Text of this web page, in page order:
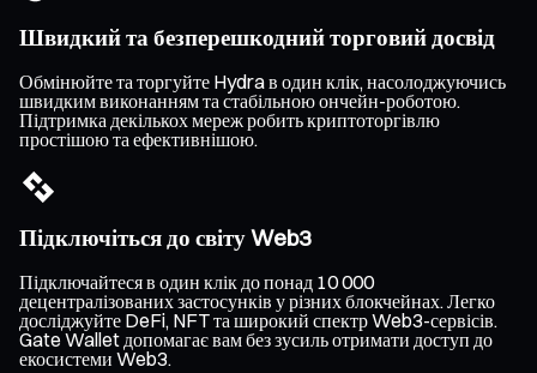
Швидкий та безперешкодний торговий досвід
Обмінюйте та торгуйте Hydra в один клік, насолоджуючись
швидким виконанням та стабільною ончейн-роботою.
Підтримка декількох мереж робить криптоторгівлю
простішою та ефективнішою.
Підключіться до світу Web3
Підключайтеся в один клік до понад 10 000
децентралізованих застосунків у різних блокчейнах. Легко
досліджуйте DeFi, NFT та широкий спектр Web3-сервісів.
Gate Wallet допомагає вам без зусиль отримати доступ до
екосистеми Web3.